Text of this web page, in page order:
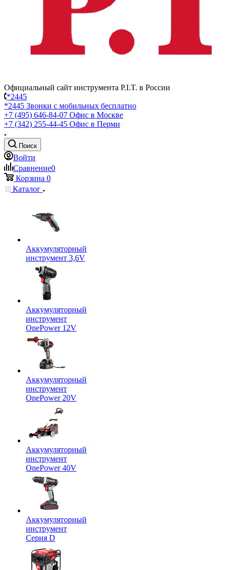
Официальный сайт инструмента P.I.T. в России
*2445
*2445 Звонки с мобильных бесплатно
+7 (495) 646-84-07 Офис в Москве
+7 (342) 255-44-45 Офис в Перми
Поиск
Войти
Сравнение0
Корзина 0
Каталог
Аккумуляторный
инструмент 3,6V
Аккумуляторный
инструмент
OnePower 12V
Аккумуляторный
инструмент
OnePower 20V
Аккумуляторный
инструмент
OnePower 40V
Аккумуляторный
инструмент
Серия D